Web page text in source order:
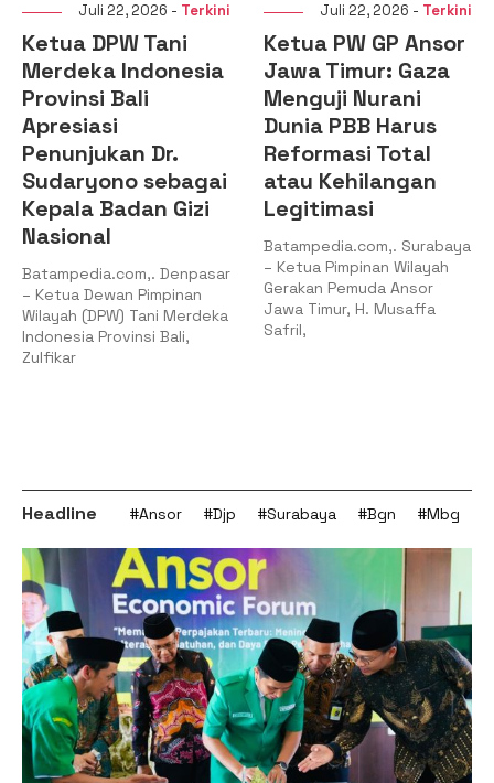
Juli 22, 2026 - Terkini
Ketua DPW Tani
Merdeka Indonesia
Provinsi Bali
Apresiasi
Penunjukan Dr.
Sudaryono sebagai
Kepala Badan Gizi
Nasional
Batampedia.com,. Denpasar
– Ketua Dewan Pimpinan
Wilayah (DPW) Tani Merdeka
Indonesia Provinsi Bali,
Zulfikar
Juli 22, 2026 - Terkini
Ketua PW GP Ansor
Jawa Timur: Gaza
Menguji Nurani
Dunia PBB Harus
Reformasi Total
atau Kehilangan
Legitimasi
Batampedia.com,. Surabaya
– Ketua Pimpinan Wilayah
Gerakan Pemuda Ansor
Jawa Timur, H. Musaffa
Safril,
Headline #Ansor #Djp #Surabaya #Bgn #Mbg